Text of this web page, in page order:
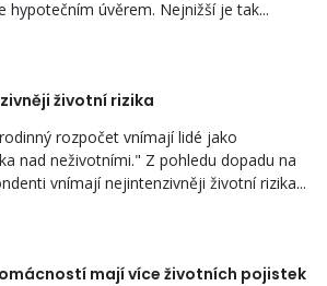
hypotečním úvěrem. Nejnižší je tak...
životní rizika
rozpočet vnímají lidé jako
nad neživotními." Z pohledu dopadu na
vnímají nejintenzivněji životní rizika...
mají více životních pojistek